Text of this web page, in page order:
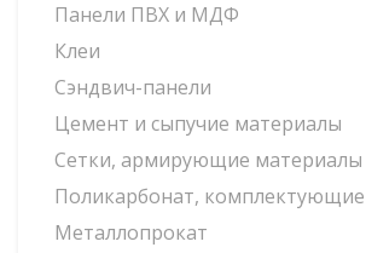
Панели ПВХ и МДФ
Клеи
Сэндвич-панели
Цемент и сыпучие материалы
Сетки, армирующие материалы
Поликарбонат, комплектующие
Металлопрокат